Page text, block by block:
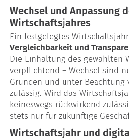
Wechsel und Anpassung
Wirtschaftsjahres
Ein festgelegtes
Vergleichbarkeit und
Die Einhaltung des gewählten
verpflichtend – Wechsel sind
Gründen und unter Beachtung
zulässig. Wird das
keineswegs rückwirkend
stets nur für zukünftige
Wirtschaftsjahr und